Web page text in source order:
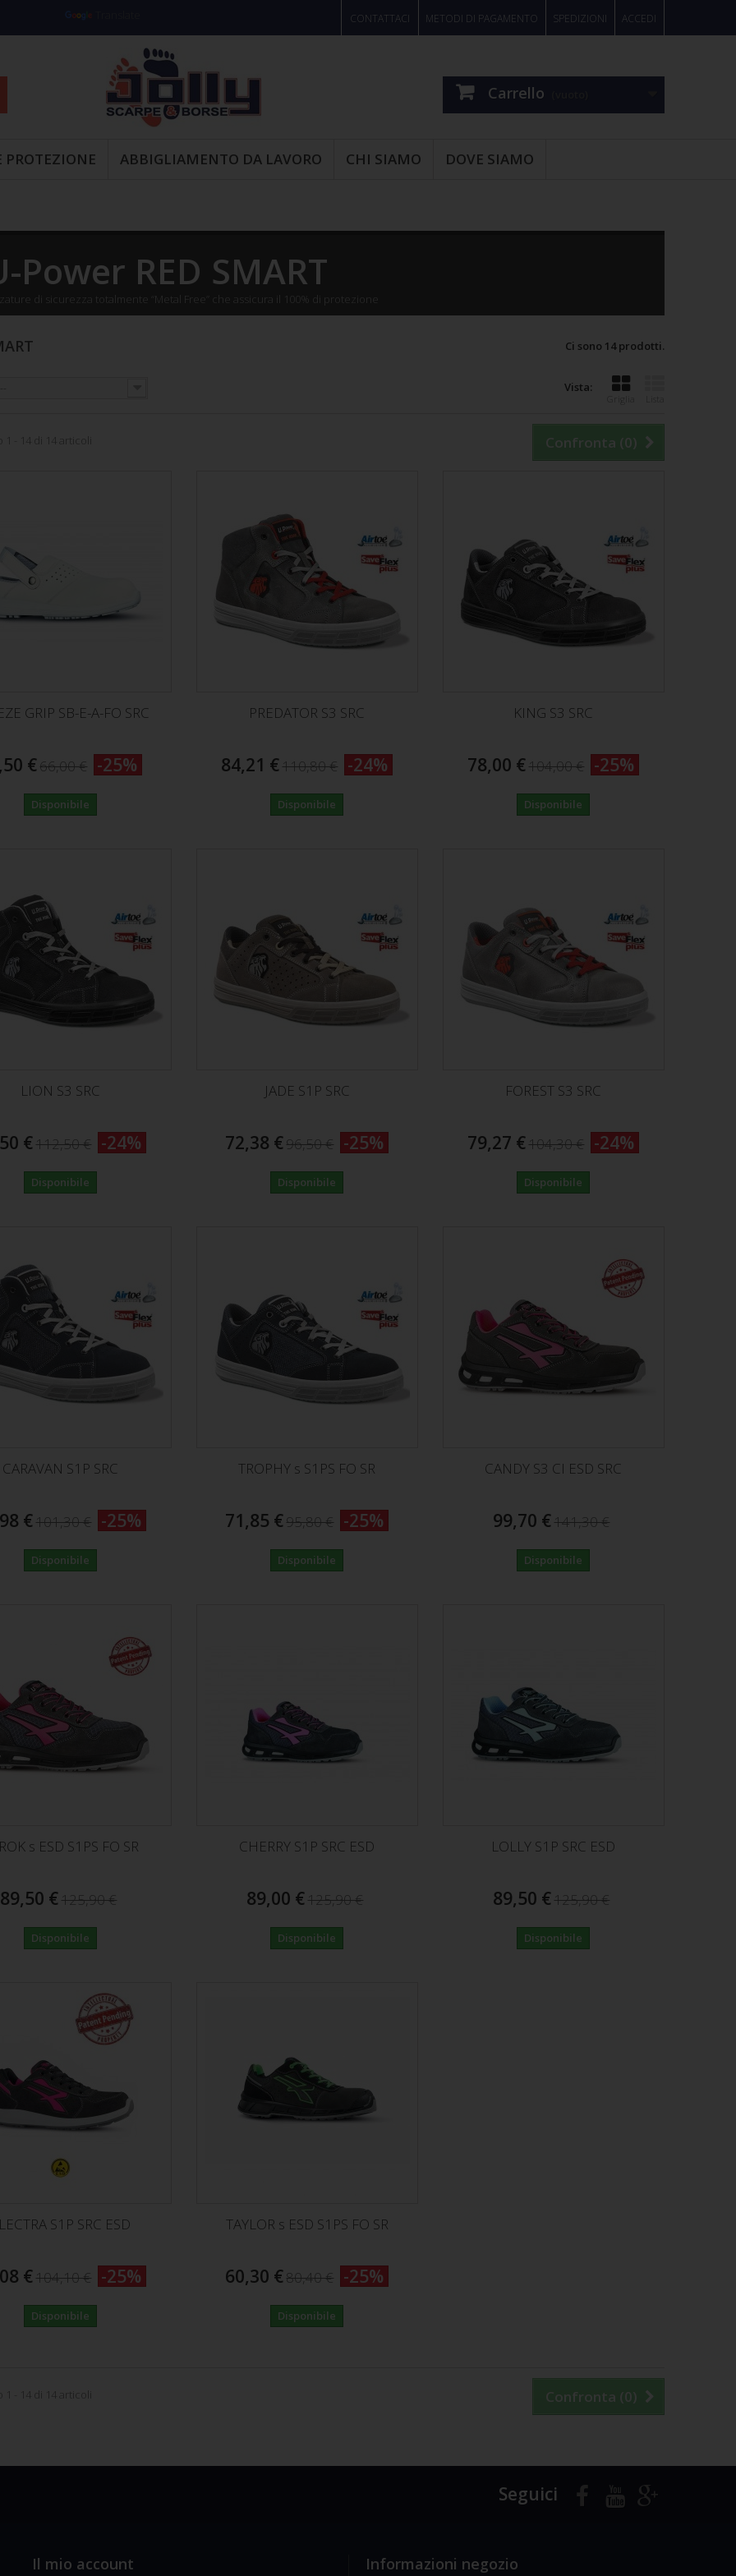
ACCEDI
SPEDIZIONI
METODI DI PAGAMENTO
CONTATTACI
Carrello
PROTEZIONE ABBIGLIAMENTO DA LAVORO CHI SIAMO DOVE SIAMO
Power RED SMART
di sicurezza totalmente “Metal Free” che assicura il 100% di protezione
Ci sono 14 prodotti.
Vista:
Confronta (0)
- 14 di 14 articoli
GRIP SB-E-A-FO SRC
€66,00 € -25%
Disponibile
PREDATOR S3 SRC
84,21 €110,80 € -24%
Disponibile
KING S3 SRC
78,00 €104,00 € -25%
Disponibile
LION S3 SRC
€112,50 € -24%
Disponibile
JADE S1P SRC
72,38 €96,50 € -25%
Disponibile
FOREST S3 SRC
79,27 €104,30 € -24%
Disponibile
CARAVAN S1P SRC
€101,30 € -25%
Disponibile
TROPHY s S1PS FO SR
71,85 €95,80 € -25%
Disponibile
CANDY S3 CI ESD SRC
99,70 €141,30 €
Disponibile
s ESD S1PS FO SR
89,50 €125,90 €
Disponibile
CHERRY S1P SRC ESD
89,00 €125,90 €
Disponibile
LOLLY S1P SRC ESD
89,50 €125,90 €
Disponibile
S1P SRC ESD
€104,10 € -25%
Disponibile
TAYLOR s ESD S1PS FO SR
60,30 €80,40 € -25%
Disponibile
Confronta (0)
- 14 di 14 articoli
Seguici
Il mio account Informazioni negozio